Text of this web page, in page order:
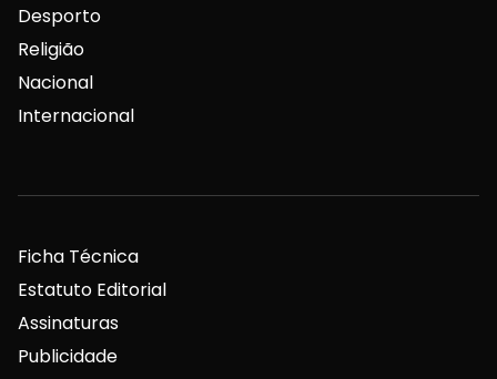
Desporto
Religião
Nacional
Internacional
Ficha Técnica
Estatuto Editorial
Assinaturas
Publicidade